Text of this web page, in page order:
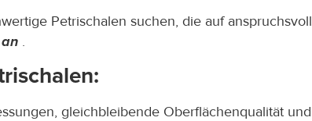
Petrischalen suchen, die auf
an .
gleichbleibende Oberflächenqualität